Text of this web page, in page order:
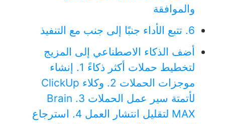
والموافقة
6. تتبع الأداء جنبًا إلى جنب مع التنفيذ
أضف الذكاء الاصطناعي إلى المزيج
لتخطيط حملات أكثر ذكاءً
1. إنشاء
موجزات الحملات
2. وكلاء ClickUp
لأتمتة سير عمل الحملات
3. Brain
MAX لتقليل انتشار العمل
4. استرجاع